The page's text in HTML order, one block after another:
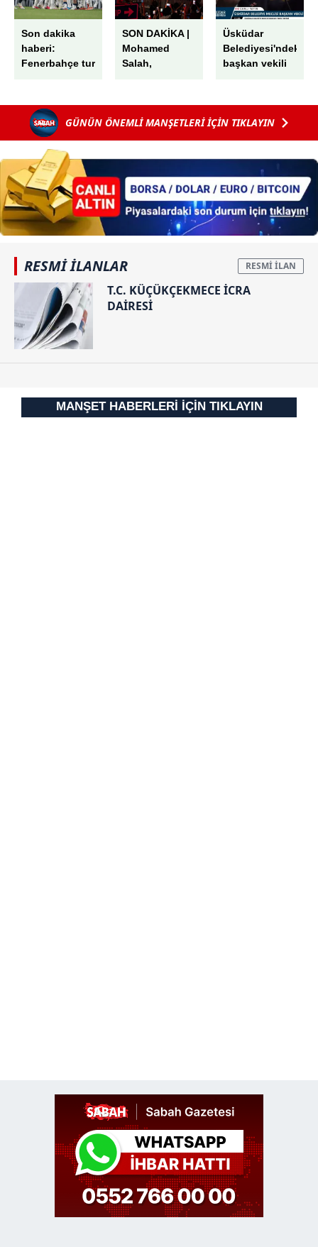
Son dakika
haberi:
Fenerbahçe tur
Graz’ı
İstanbul’da
devirdi
SON DAKİKA |
Mohamed
Salah,
muhteşem
karşılama
Üsküdar
Belediyesi'ndeki
başkan vekili
Parti'nin oyları
peş peşe iptal
GÜNÜN ÖNEMLİ MANŞETLERİ İÇİN TIKLAYIN
RESMİ İLANLAR
T.C. KÜÇÜKÇEKMECE İCRA
DAİRESİ
MANŞET HABERLERİ İÇİN TIKLAYIN